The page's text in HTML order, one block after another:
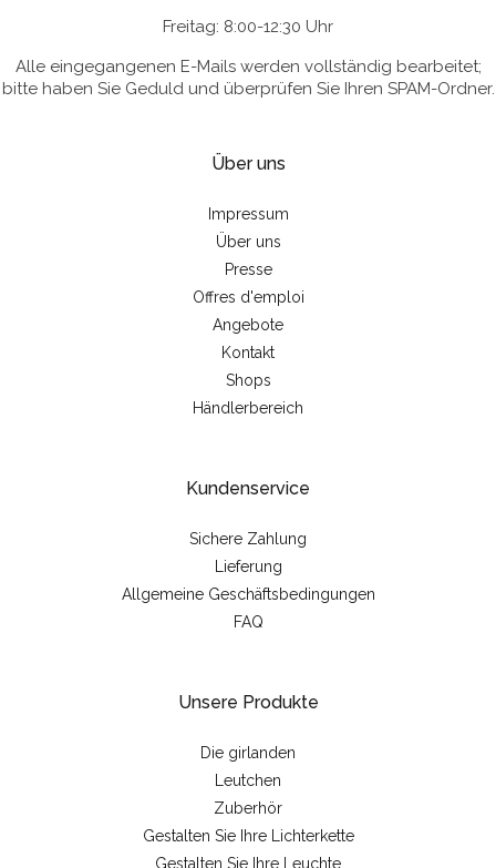
Freitag: 8:00-12:30 Uhr
Alle eingegangenen E-Mails werden vollständig bearbeitet;
bitte haben Sie Geduld und überprüfen Sie Ihren SPAM-Ordner.
Über uns
Impressum
Über uns
Presse
Offres d'emploi
Angebote
Kontakt
Shops
Händlerbereich
Kundenservice
Sichere Zahlung
Lieferung
Allgemeine Geschäftsbedingungen
FAQ
Unsere Produkte
Die girlanden
Leutchen
Zuberhör
Gestalten Sie Ihre Lichterkette
Gestalten Sie Ihre Leuchte